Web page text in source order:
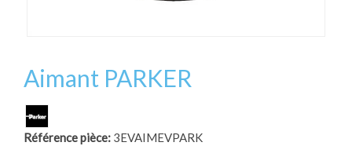
Aimant PARKER
Référence pièce: 3EVAIMEVPARK